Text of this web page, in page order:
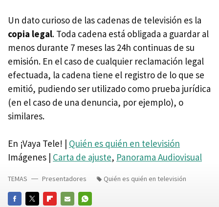
Un dato curioso de las cadenas de televisión es la
copia legal. Toda cadena está obligada a guardar al
menos durante 7 meses las 24h continuas de su
emisión. En el caso de cualquier reclamación legal
efectuada, la cadena tiene el registro de lo que se
emitió, pudiendo ser utilizado como prueba jurídica
(en el caso de una denuncia, por ejemplo), o
similares.
En ¡Vaya Tele! | Quién es quién en televisión
Imágenes | Carta de ajuste, Panorama Audiovisual
TEMAS Presentadores Quién es quién en televisión